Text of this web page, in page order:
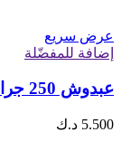
عرض سريع
إضافة للمفضّلة
عبدوش 250 جرام
5.500 د.ك